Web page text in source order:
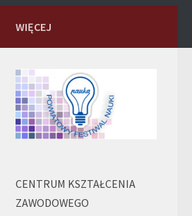
WIĘCEJ
CENTRUM KSZTAŁCENIA
ZAWODOWEGO